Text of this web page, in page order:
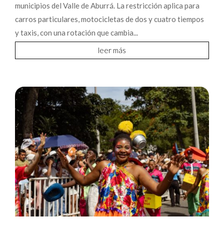
municipios del Valle de Aburrá. La restricción aplica para
carros particulares, motocicletas de dos y cuatro tiempos
y taxis, con una rotación que cambia...
leer más